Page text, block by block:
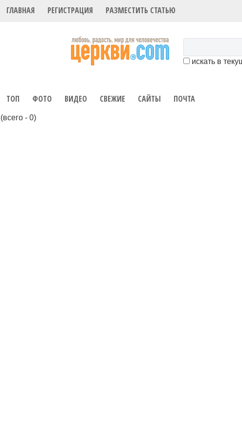
ГЛАВНАЯ РЕГИСТРАЦИЯ РАЗМЕСТИТЬ СТАТЬЮ
искать в
ТОП ФОТО ВИДЕО СВЕЖИЕ САЙТЫ ПОЧТА
(всего - 0)